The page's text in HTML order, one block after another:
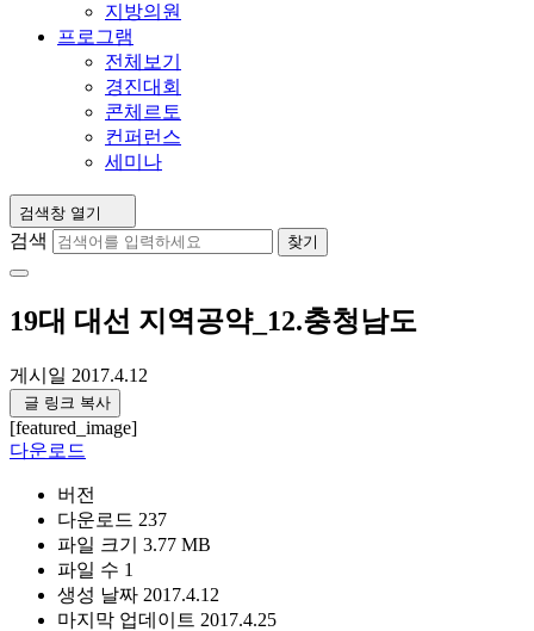
지방의원
프로그램
전체보기
경진대회
콘체르토
컨퍼런스
세미나
검색창 열기
검색 찾기
19대 대선 지역공약_12.충청남도
게시일 2017.4.12
글 링크 복사
[featured_image]
다운로드
버전
다운로드 237
파일 크기 3.77 MB
파일 수 1
생성 날짜 2017.4.12
마지막 업데이트 2017.4.25